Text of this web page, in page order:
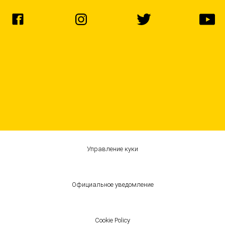
Управление куки
Официальное уведомление
Cookie Policy